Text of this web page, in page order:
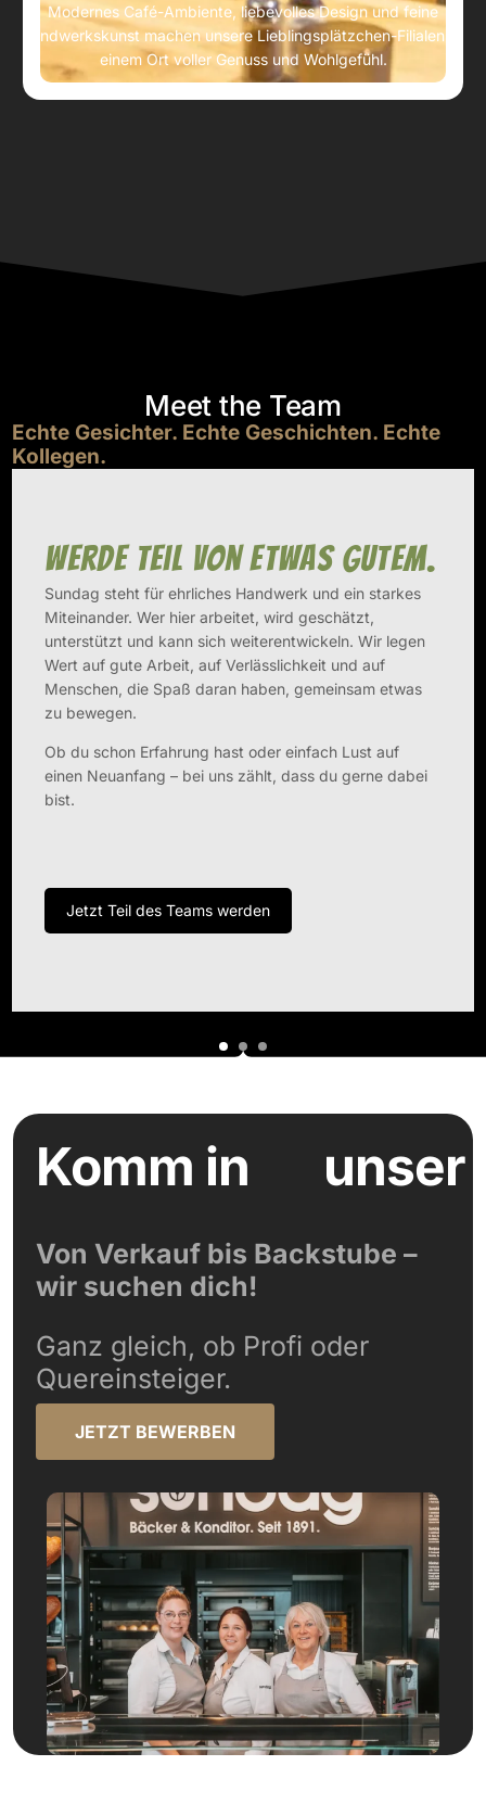
Modernes Café-Ambiente, liebevolles Design und feine
Handwerkskunst machen unsere Lieblingsplätzchen-Filialen zu
einem Ort voller Genuss und Wohlgefühl.
Meet the Team
Echte Gesichter. Echte Geschichten. Echte
Kollegen.
Werde Teil von etwas Gutem.
Sundag steht für ehrliches Handwerk und ein starkes
Miteinander. Wer hier arbeitet, wird geschätzt,
unterstützt und kann sich weiterentwickeln. Wir legen
Wert auf gute Arbeit, auf Verlässlichkeit und auf
Menschen, die Spaß daran haben, gemeinsam etwas
zu bewegen.
Ob du schon Erfahrung hast oder einfach Lust auf
einen Neuanfang – bei uns zählt, dass du gerne dabei
bist.
Jetzt Teil des Teams werden
Von Verkauf bis Backstube –
wir suchen dich!
Ganz gleich, ob Profi oder
Quereinsteiger.
JETZT BEWERBEN
Komm in unser